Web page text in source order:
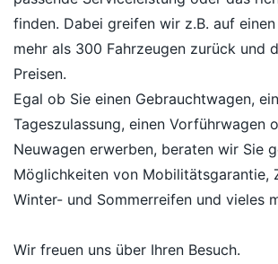
finden. Dabei greifen wir z.B. auf
mehr als 300 Fahrzeugen zurück und
Preisen.
Egal ob Sie einen Gebrauchtwagen,
Tageszulassung, einen Vorführwagen
Neuwagen erwerben, beraten wir Sie
Möglichkeiten von Mobilitätsgarantie,
Winter- und Sommerreifen und vieles
Wir freuen uns über Ihren Besuch.